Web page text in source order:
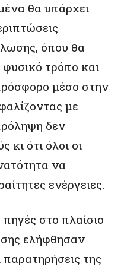
θα υπάρχει
όπου θα
τρόπο και
μέσο στην
με
δεν
κι ότι όλοι οι
να
ενέργειες.
στο πλαίσιο
ελήφθησαν
παρατηρήσεις της